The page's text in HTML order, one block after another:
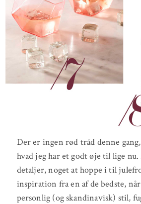
Der er ingen rød tråd denne
hvad jeg har et godt øje til lige nu.
detaljer, noget at hoppe i til
inspiration fra en af de bedste,
personlig (og skandinavisk) stil,